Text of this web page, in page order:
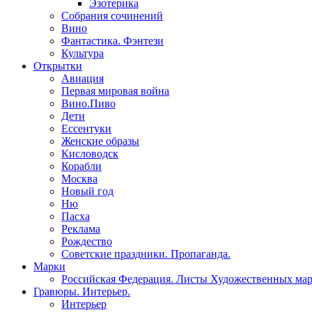
Эзотерика
Собрания сочинений
Вино
Фантастика. Фэнтези
Культура
Открытки
Авиация
Первая мировая война
Вино.Пиво
Дети
Ессентуки
Женские образы
Кисловодск
Корабли
Москва
Новый год
Ню
Пасха
Реклама
Рождество
Советские праздники. Пропаганда.
Марки
Российская Федерация. Листы Художественных
Гравюры. Интерьер.
Интерьер